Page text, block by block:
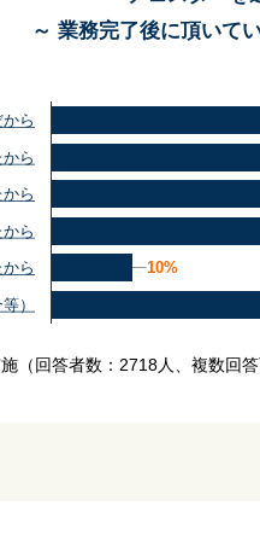
～ 業務完了後に頂いて
ら
ら
ら
ら
ら
）
10%
10%
（回答者数：2718人、複数回答